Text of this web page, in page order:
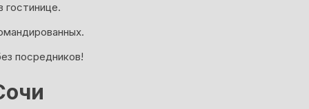
посредников!